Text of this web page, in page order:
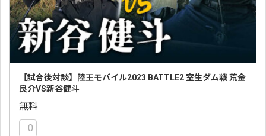
【試合後対談】陸王モバイル2023 BATTLE2 室生ダム戦 荒金
良介VS新谷健斗
無料
0